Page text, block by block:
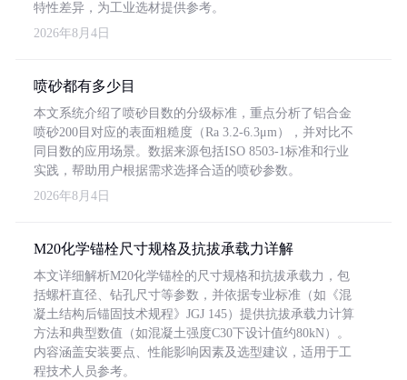
特性差异，为工业选材提供参考。
2026年8月4日
喷砂都有多少目
本文系统介绍了喷砂目数的分级标准，重点分析了铝合金
喷砂200目对应的表面粗糙度（Ra 3.2-6.3μm），并对比不
同目数的应用场景。数据来源包括ISO 8503-1标准和行业
实践，帮助用户根据需求选择合适的喷砂参数。
2026年8月4日
M20化学锚栓尺寸规格及抗拔承载力详解
本文详细解析M20化学锚栓的尺寸规格和抗拔承载力，包
括螺杆直径、钻孔尺寸等参数，并依据专业标准（如《混
凝土结构后锚固技术规程》JGJ 145）提供抗拔承载力计算
方法和典型数值（如混凝土强度C30下设计值约80kN）。
内容涵盖安装要点、性能影响因素及选型建议，适用于工
程技术人员参考。